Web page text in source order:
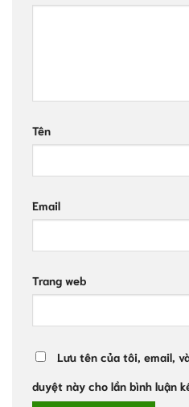
Tên
Email
Trang web
Lưu tên của tôi, email,
duyệt này cho lần bình luận